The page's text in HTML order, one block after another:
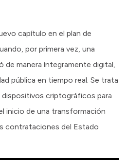
capítulo en el plan de
por primera vez, una
de manera íntegramente digital,
pública en tiempo real. Se trata
dispositivos criptográficos para
inicio de una transformación
contrataciones del Estado